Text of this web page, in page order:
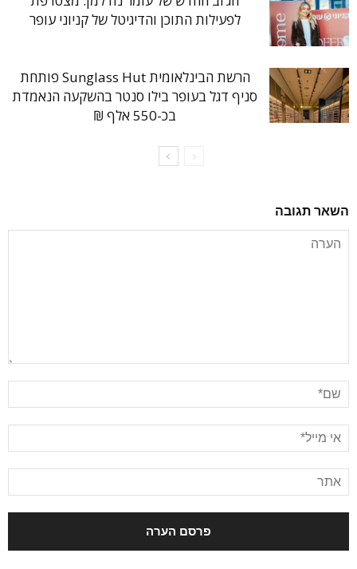
לפעילות התוכן והדיגיטל של קניוני עופר
הרשת הבינלאומית Sunglass Hut פותחת
סניף דגל בעופר בילו סנטר בהשקעה הנאמדת
בכ-550 אלף ₪
השאר תגובה